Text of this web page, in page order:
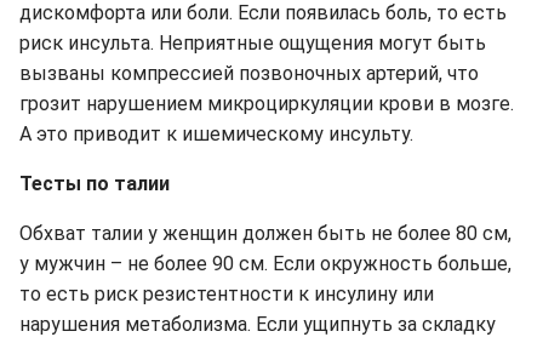
дискомфорта или боли. Если появилась боль, то есть
риск инсульта. Неприятные ощущения могут быть
вызваны компрессией позвоночных артерий, что
грозит нарушением микроциркуляции крови в мозге.
А это приводит к ишемическому инсульту.
Тесты по талии
Обхват талии у женщин должен быть не более 80 см,
у мужчин – не более 90 см. Если окружность больше,
то есть риск резистентности к инсулину или
нарушения метаболизма. Если ущипнуть за складку